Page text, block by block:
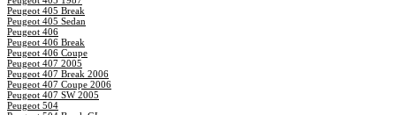
Peugeot 405 Break
Peugeot 405 Sedan
Peugeot 406
Peugeot 406 Break
Peugeot 406 Coupe
Peugeot 407 2005
Peugeot 407 Break 2006
Peugeot 407 Coupe 2006
Peugeot 407 SW 2005
Peugeot 504